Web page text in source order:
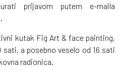
prijavom putem e-maila
kutak Fig Art & face painting,
a posebno veselo od 16 sati
radionica.